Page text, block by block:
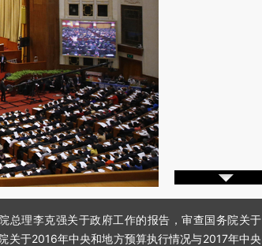
总理李克强关于政府工作的报告，审查国务院关于
关于2016年中央和地方预算执行情况与2017年中央